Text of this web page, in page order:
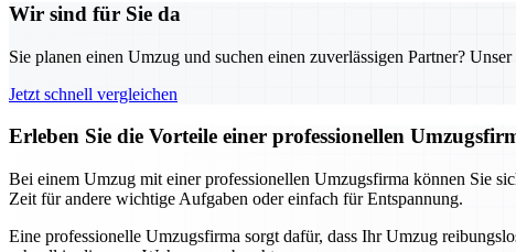
Wir sind für Sie da
Sie planen einen Umzug und suchen einen zuverlässigen Partner?
Jetzt schnell vergleichen
Erleben Sie die Vorteile einer professionellen
Bei einem Umzug mit einer professionellen Umzugsfirma können Sie
Zeit für andere wichtige Aufgaben oder einfach für Entspannung.
Eine professionelle Umzugsfirma sorgt dafür, dass Ihr Umzug